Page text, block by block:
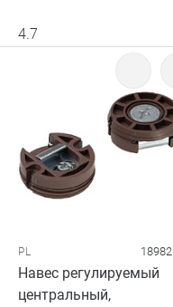
4.7
PL 18982
Навес регулируемый
центральный,